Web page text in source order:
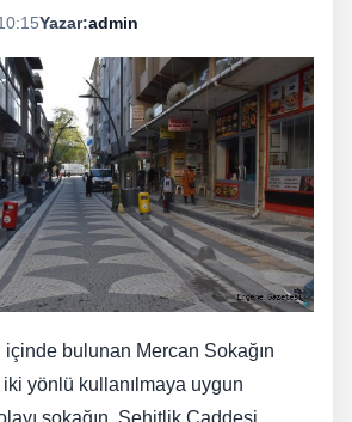
Yazar:admin
içinde bulunan Mercan Sokağın
yönlü kullanılmaya uygun
sokağın, Şehitlik Caddesi